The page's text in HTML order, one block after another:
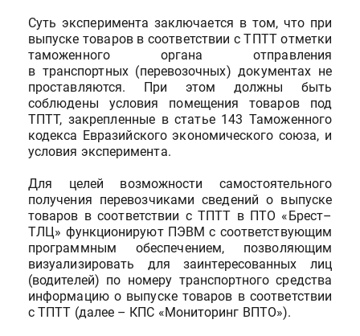
Суть эксперимента заключается в том, что при
выпуске товаров в соответствии с ТПТТ отметки
таможенного органа отправления
в транспортных (перевозочных) документах не
проставляются. При этом должны быть
соблюдены условия помещения товаров под
ТПТТ, закрепленные в статье 143 Таможенного
кодекса Евразийского экономического союза, и
условия эксперимента.
Для целей возможности самостоятельного
получения перевозчиками сведений о выпуске
товаров в соответствии с ТПТТ в ПТО «Брест–
ТЛЦ» функционируют ПЭВМ с соответствующим
программным обеспечением, позволяющим
визуализировать для заинтересованных лиц
(водителей) по номеру транспортного средства
информацию о выпуске товаров в соответствии
с ТПТТ (далее – КПС «Мониторинг ВПТО»).